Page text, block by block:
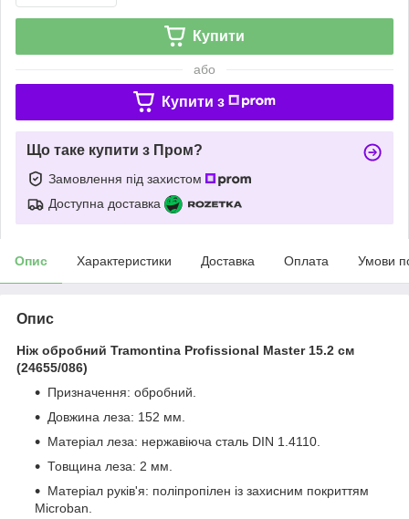
Купити
або
Купити з
Що таке купити з Пром?
Замовлення під захистом
Доступна доставка
Опис Характеристики Доставка Оплата Умови
Опис
Ніж обробний Tramontina Profissional Master 15.2 см
(24655/086)
Призначення: обробний.
Довжина леза: 152 мм.
Матеріал леза: нержавіюча сталь DIN 1.4110.
Товщина леза: 2 мм.
Матеріал руків'я: поліпропілен із захисним покриттям
Microban.